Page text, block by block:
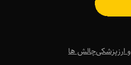
ارزپزشکیچالش ها